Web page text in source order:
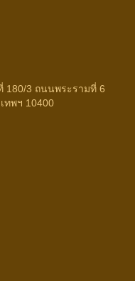
180/3 ถนนพระรามที่ 6
ทพฯ 10400